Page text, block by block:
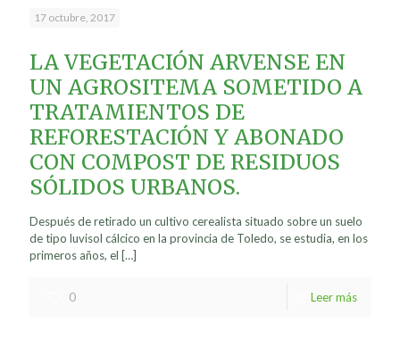
17 octubre, 2017
LA VEGETACIÓN ARVENSE EN
UN AGROSITEMA SOMETIDO A
TRATAMIENTOS DE
REFORESTACIÓN Y ABONADO
CON COMPOST DE RESIDUOS
SÓLIDOS URBANOS.
Después de retirado un cultivo cerealista situado sobre un suelo
de tipo luvisol cálcico en la provincia de Toledo, se estudia, en los
primeros años, el […]
0 Leer más